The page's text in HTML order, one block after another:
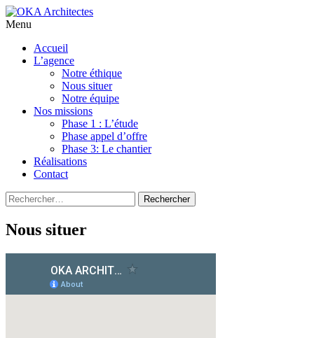
Menu
contenu
Accueil
L’agence
Notre éthique
Nous situer
Notre équipe
Nos missions
Phase 1 : L’étude
Phase appel d’offre
Phase 3: Le chantier
Réalisations
Contact
Rechercher :
Nous situer